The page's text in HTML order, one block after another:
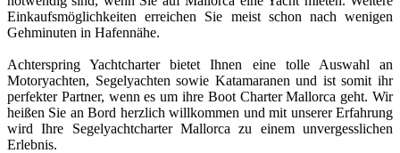
Einkaufsmöglichkeiten erreichen Sie meist schon nach wenigen
Gehminuten in Hafennähe.
Achterspring Yachtcharter bietet Ihnen eine tolle Auswahl an
Motoryachten, Segelyachten sowie Katamaranen und ist somit ihr
perfekter Partner, wenn es um ihre Boot Charter Mallorca geht. Wir
heißen Sie an Bord herzlich willkommen und mit unserer Erfahrung
wird Ihre Segelyachtcharter Mallorca zu einem unvergesslichen
Erlebnis.